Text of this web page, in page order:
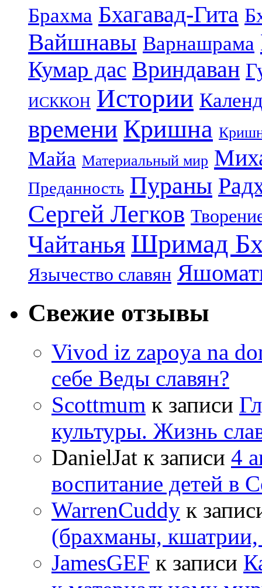
Брахма Бхагавад-Гита
Вайшнавы Варнашрама
Кумар дас Вриндаван
ИСККОН Истории
времени Кришна
Майа Материальный мир
Преданность Пураны
Сергей Легков
Чайтанья Шримад
Язычество славян
Свежие отзывы
Vivod iz zapoya na
себе Веды славян?
Scottmum к записи
культуры. Жизнь
DanielJat к записи 4
воспитание детей в
WarrenCuddy к
(брахманы,
JamesGEF к записи